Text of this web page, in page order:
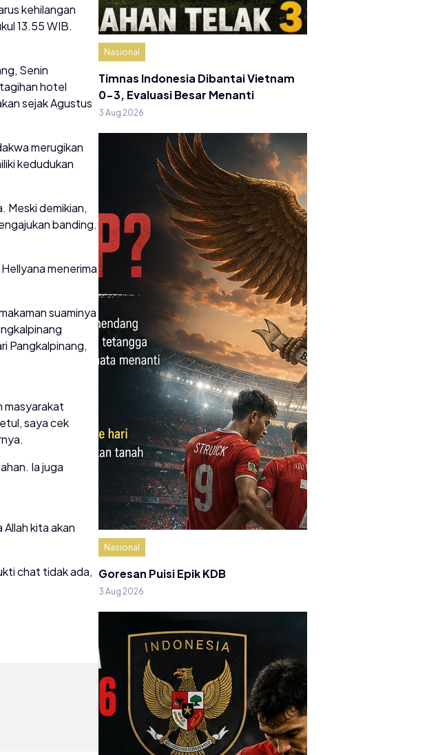
kehilangan
13.55 WIB.
Senin
hotel
sejak Agustus
merugikan
kedudukan
Meski demikian,
banding.
menerima
suaminya
Pangkalpinang,
masyarakat
saya cek
Ia juga
kita akan
chat tidak ada,
Nasional
Timnas Indonesia Dibantai Vietnam
0-3, Evaluasi Besar Menanti
3 Aug 2026
Nasional
Goresan Puisi Epik KDB
3 Aug 2026